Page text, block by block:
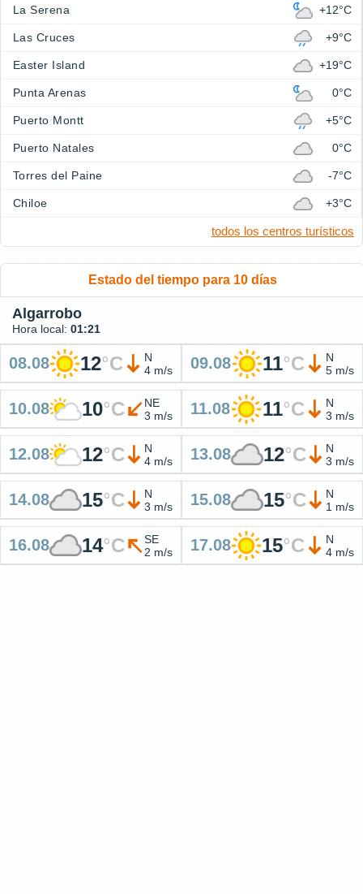
La Serena +12°C
Las Cruces +9°C
Easter Island +19°C
Punta Arenas 0°C
Puerto Montt +5°C
Puerto Natales 0°C
Torres del Paine -7°C
Chiloe +3°C
todos los centros turísticos
Estado del tiempo para 10 días
Algarrobo
Hora local: 01:21
08.08 12°C
N
4 m/s
09.08 11°C
N
5 m/s
10.08 10°C
NE
3 m/s
11.08 11°C
N
3 m/s
12.08 12°C
N
4 m/s
13.08 12°C
N
3 m/s
14.08 15°C
N
3 m/s
15.08 15°C
N
1 m/s
16.08 14°C
SE
2 m/s
17.08 15°C
N
4 m/s